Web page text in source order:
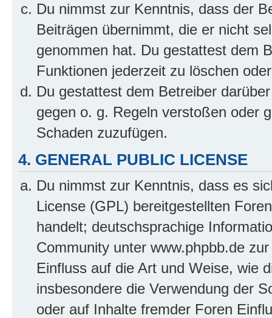
Du nimmst zur Kenntnis, dass der
Beiträgen übernimmt, die er nicht
genommen hat. Du gestattest dem
Funktionen jederzeit zu löschen
Du gestattest dem Betreiber
gegen o. g. Regeln verstoßen oder
Schaden zuzufügen.
4. GENERAL PUBLIC LICENSE
Du nimmst zur Kenntnis, dass es
License (GPL) bereitgestellten
handelt; deutschsprachige
Community unter www.phpbb.de
Einfluss auf die Art und Weise, wie
insbesondere die Verwendung der
oder auf Inhalte fremder Foren